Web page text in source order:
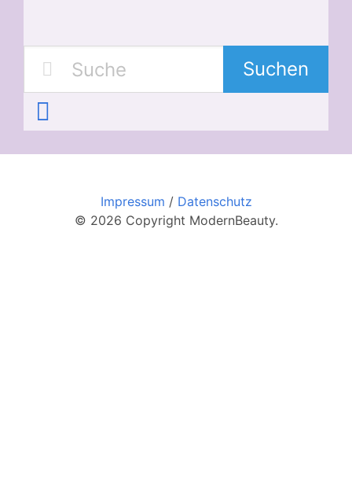
Suchen
Impressum / Datenschutz
© 2026 Copyright ModernBeauty.